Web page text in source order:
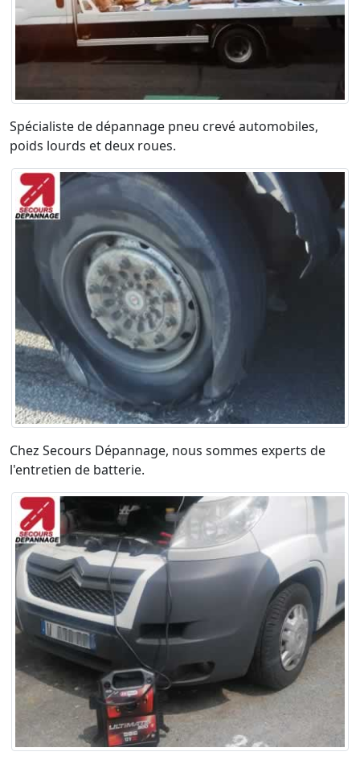
Spécialiste de dépannage pneu crevé automobiles,
poids lourds et deux roues.
Chez Secours Dépannage, nous sommes experts de
l'entretien de batterie.